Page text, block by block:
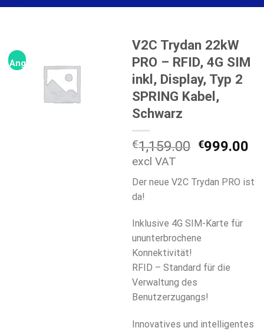
Angebot!
V2C Trydan 22kW
PRO – RFID, 4G SIM
inkl, Display, Typ 2
SPRING Kabel,
Schwarz
€1,159.00
war:
€1,159.00
€999.00
excl VAT
Der neue V2C Trydan PRO ist
da!
Inklusive 4G SIM-Karte für
ununterbrochene
Konnektivität!
RFID – Standard für die
Verwaltung des
Benutzerzugangs!
Innovatives und intelligentes